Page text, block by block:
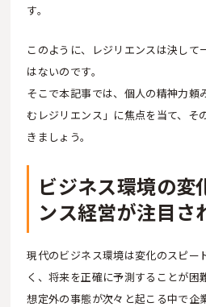
す。
このように、レジリエンスは決して
はないのです。
そこで本記事では、個人の精神力頼
むレジリエンス」に焦点を当て、そ
きましょう。
ビジネス環境の変
ンス経営が注目さ
現代のビジネス環境は変化のスピー
く、将来を正確に予測することが困
想定外の事態が次々と起こる中で企